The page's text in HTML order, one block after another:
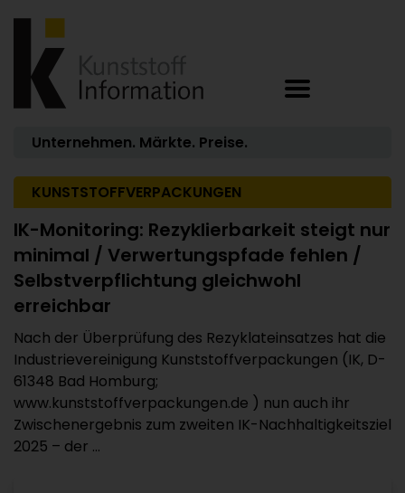
Unternehmen. Märkte. Preise.
KUNSTSTOFFVERPACKUNGEN
IK-Monitoring: Rezyklierbarkeit steigt nur
minimal / Verwertungspfade fehlen /
Selbstverpflichtung gleichwohl
erreichbar
Nach der Überprüfung des Rezyklateinsatzes hat die
Industrievereinigung Kunststoffverpackungen (IK, D-
61348 Bad Homburg;
www.kunststoffverpackungen.de ) nun auch ihr
Zwischenergebnis zum zweiten IK-Nachhaltigkeitsziel
2025 – der ...